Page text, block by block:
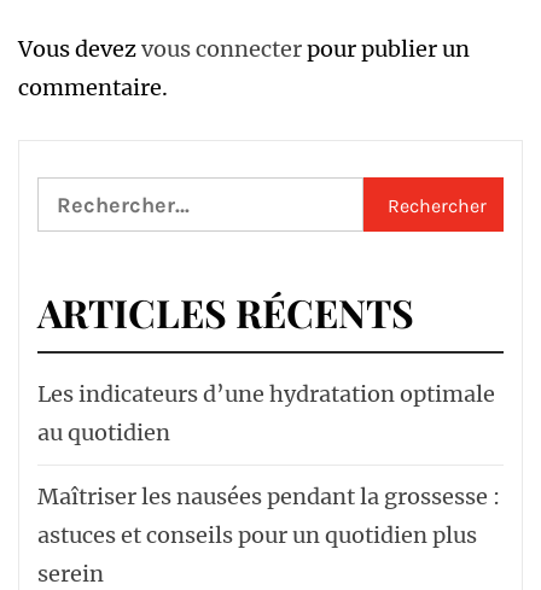
Vous devezvous connecterpour publier un
commentaire.
Rechercher :
ARTICLES RÉCENTS
Les indicateurs d’une hydratation optimale
au quotidien
Maîtriser les nausées pendant la grossesse :
astuces et conseils pour un quotidien plus
serein